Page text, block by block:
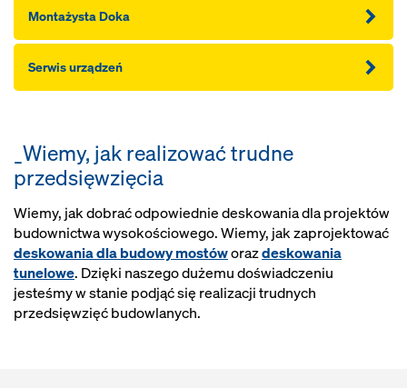
Montażysta Doka
Serwis urządzeń
_Wiemy, jak realizować trudne
przedsięwzięcia
Wiemy, jak dobrać odpowiednie deskowania dla projektów
budownictwa wysokościowego. Wiemy, jak zaprojektować
deskowania dla budowy mostóworazdeskowania
tunelowe. Dzięki naszego dużemu doświadczeniu
jesteśmy w stanie podjąć się realizacji trudnych
przedsięwzięć budowlanych.